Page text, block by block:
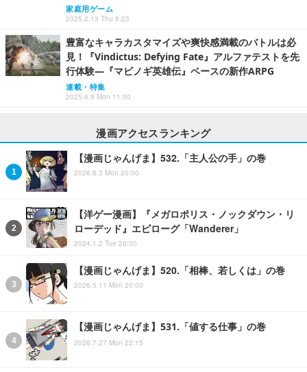
家庭用ゲーム
2025.2.13 Thu 8:23
豊富なキャラカスタマイズや爽快感満載のバトルは必
見！『Vindictus: Defying Fate』アルファテストを先
行体験―『マビノギ英雄伝』ベースの新作ARPG
連載・特集
2025.6.9 Mon 11:00
漫画アクセスランキング
【漫画じゃんげま】532.「主人公の手」の巻
2026.8.3 Mon 20:00
【洋ゲー漫画】『メガロポリス・ノックダウン・リ
ローデッド』エピローグ「Wanderer」
2024.1.2 Tue 20:00
【漫画じゃんげま】520.「相棒、若しくは」の巻
2026.5.11 Mon 20:00
【漫画じゃんげま】531.「値する仕事」の巻
2026.7.27 Mon 22:15